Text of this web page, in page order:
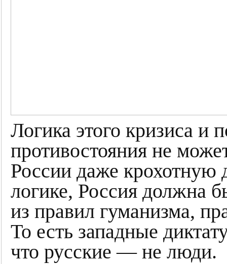
Логика этого кризиса и
противостояния не
России даже крохотную
логике, Россия должна
из правил гуманизма,
То есть западные
что русские — не люди.